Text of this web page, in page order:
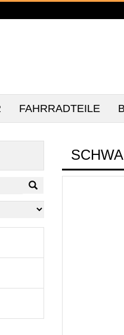
FAHRRADTEILE